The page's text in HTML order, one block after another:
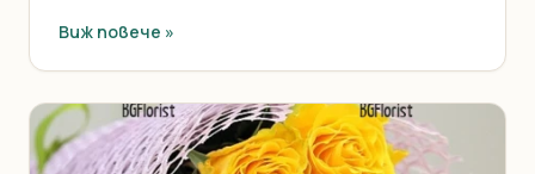
Виж повече »